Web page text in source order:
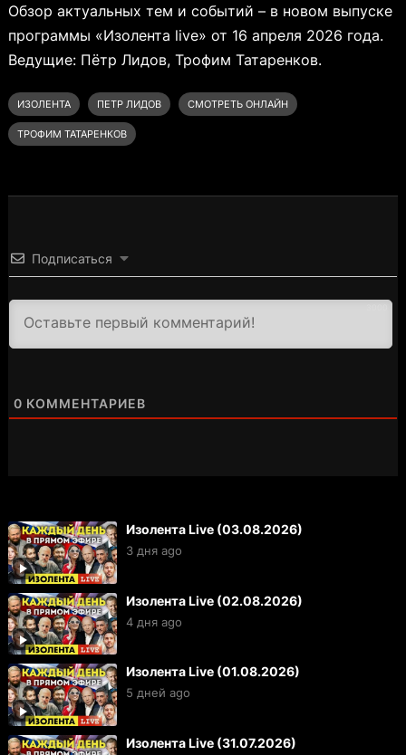
Обзор актуальных тем и событий – в новом выпуске
программы «Изолента live» от 16 апреля 2026 года.
Ведущие: Пётр Лидов, Трофим Татаренков.
ИЗОЛЕНТА ПЕТР ЛИДОВ СМОТРЕТЬ ОНЛАЙН
ТРОФИМ ТАТАРЕНКОВ
Подписаться
0 КОММЕНТАРИЕВ
Изолента Live (03.08.2026)
3 дня ago
Изолента Live (02.08.2026)
4 дня ago
Изолента Live (01.08.2026)
5 дней ago
Изолента Live (31.07.2026)